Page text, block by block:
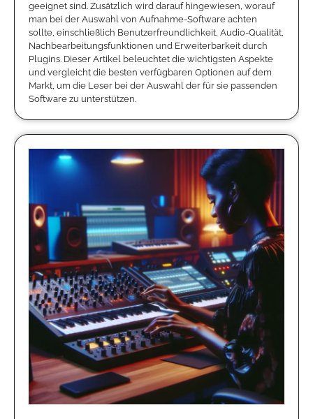
geeignet sind. Zusätzlich wird darauf hingewiesen, worauf
man bei der Auswahl von Aufnahme-Software achten
sollte, einschließlich Benutzerfreundlichkeit, Audio-Qualität,
Nachbearbeitungsfunktionen und Erweiterbarkeit durch
Plugins. Dieser Artikel beleuchtet die wichtigsten Aspekte
und vergleicht die besten verfügbaren Optionen auf dem
Markt, um die Leser bei der Auswahl der für sie passenden
Software zu unterstützen.